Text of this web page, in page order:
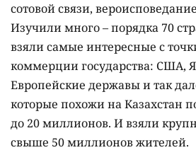
сотовой связи,
Изучили много – порядка 70
взяли самые интересные с
коммерции государства: США,
Европейские державы и так
которые похожи на Казахстан
до 20 миллионов. И взяли
свыше 50 миллионов жителей.